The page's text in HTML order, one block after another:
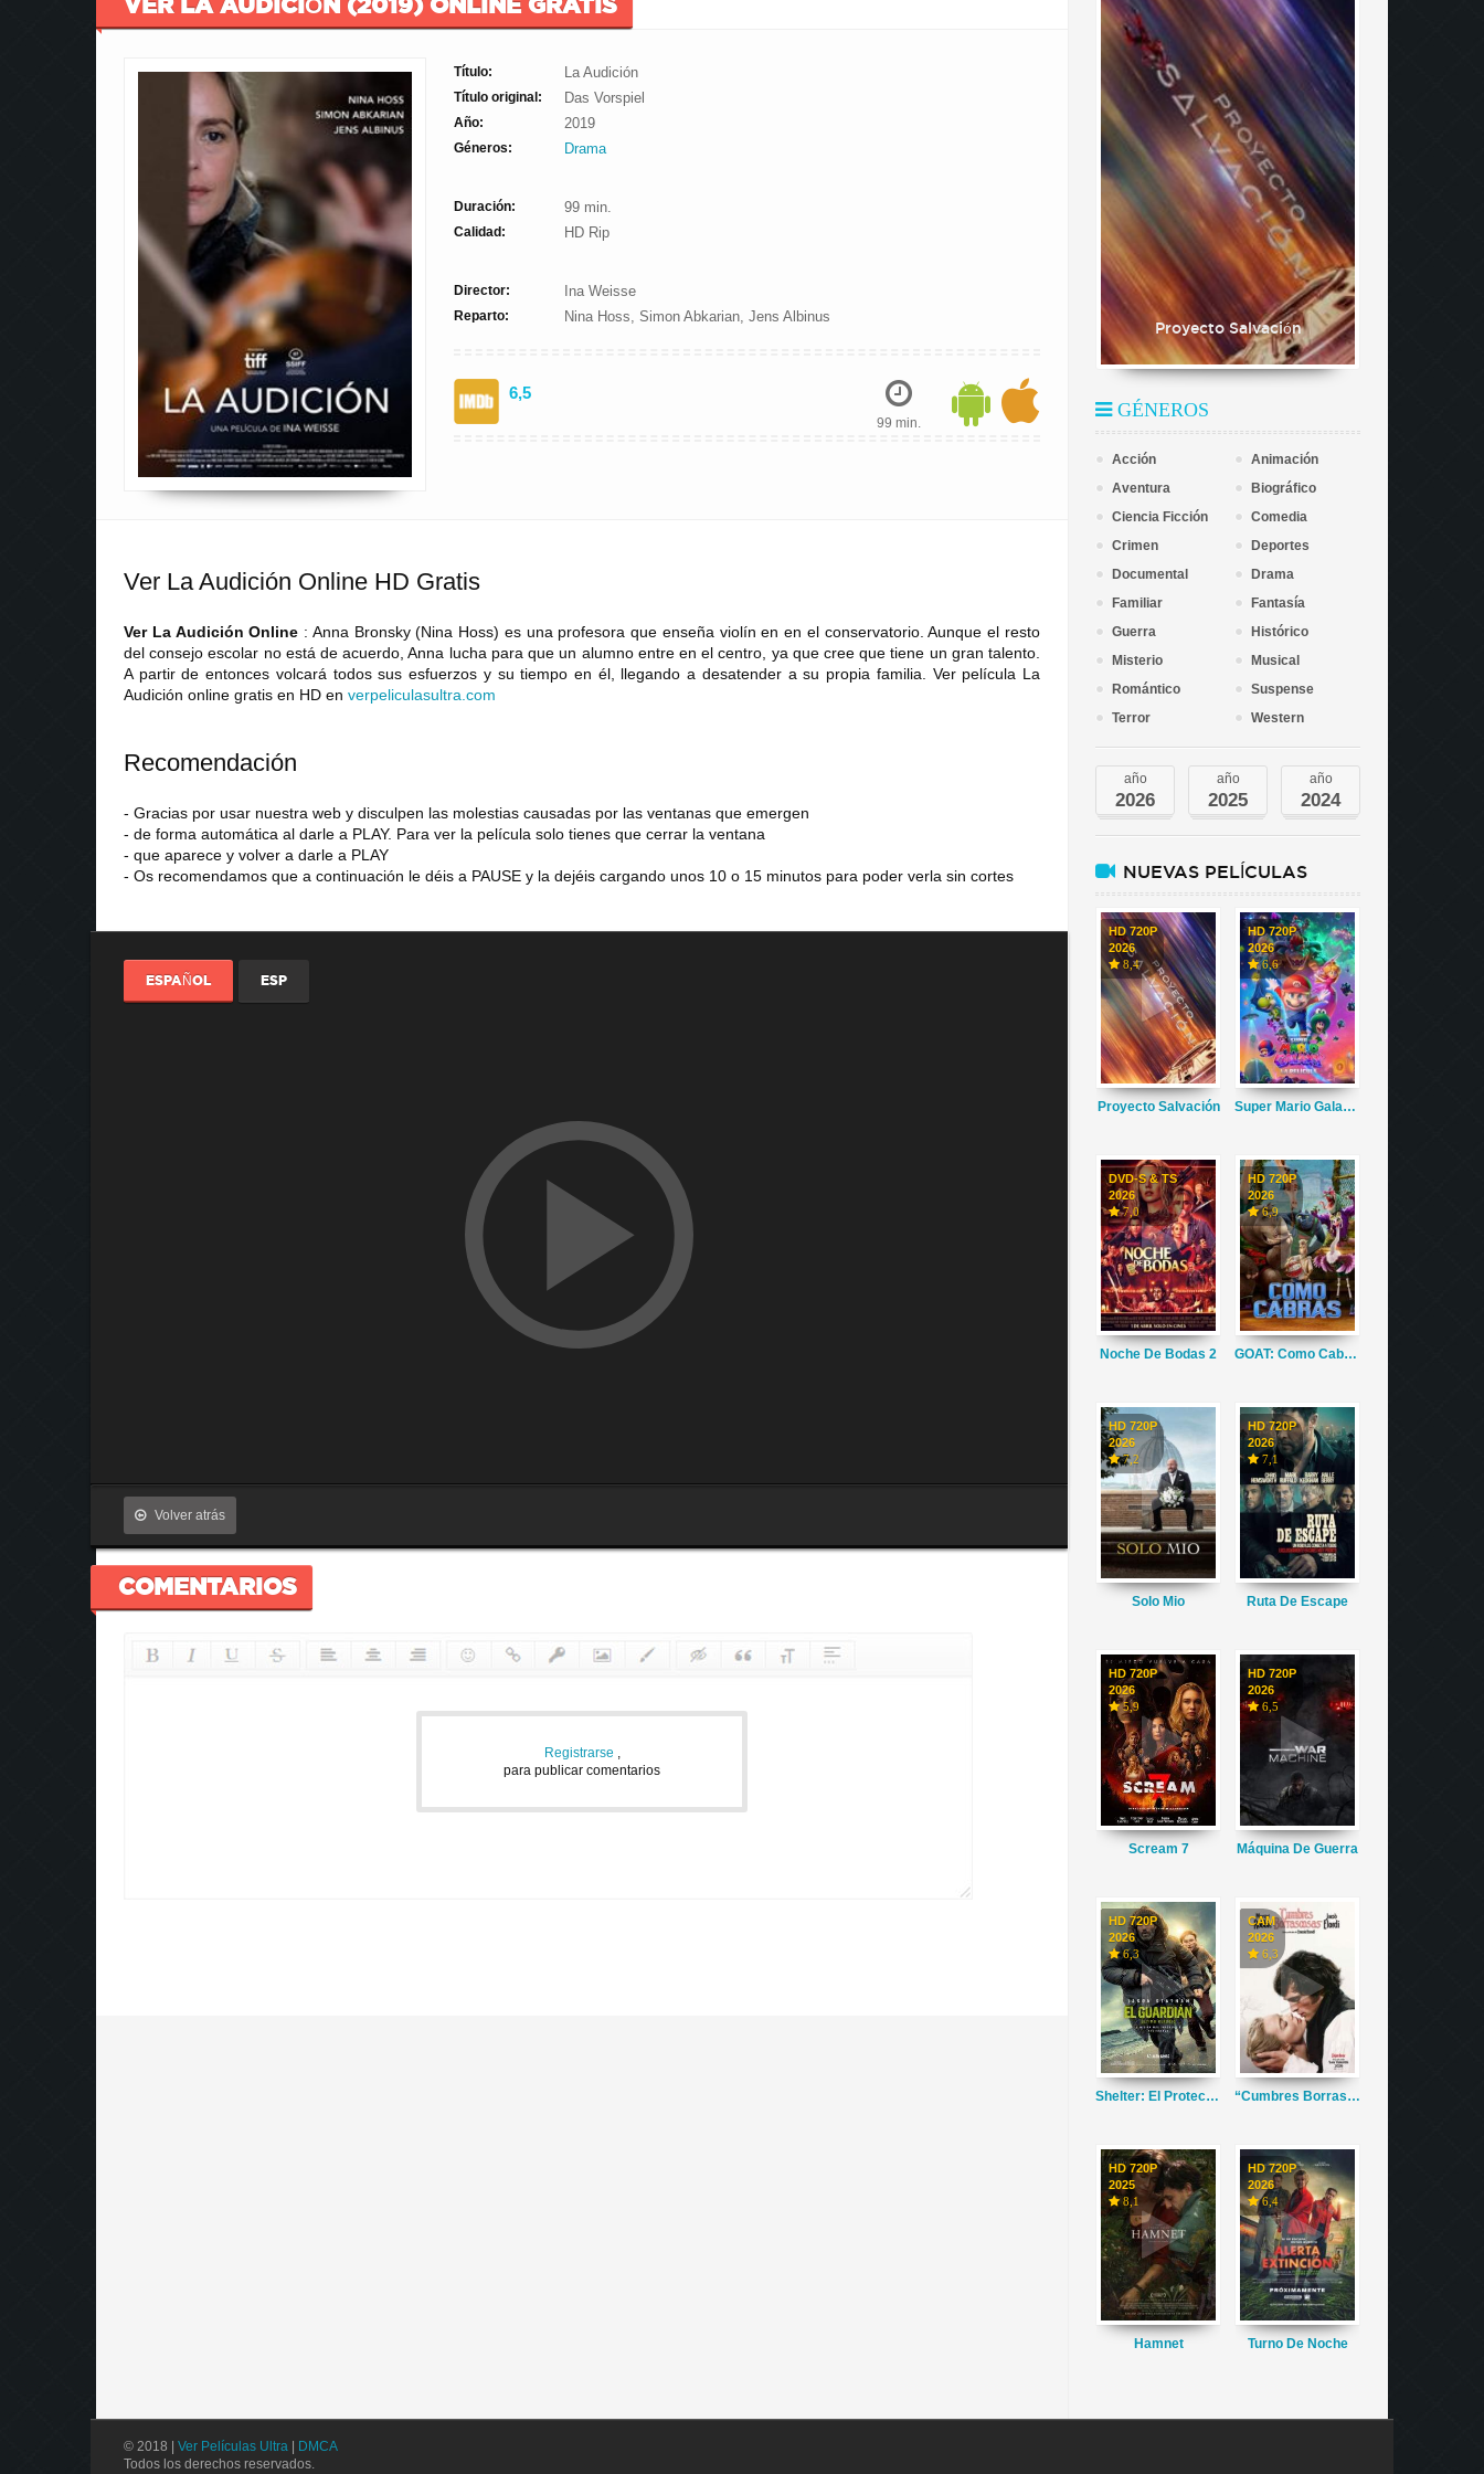
Título: La Audición
Título original: Das Vorspiel
Año: 2019
Géneros: Drama
Duración: 99 min.
Calidad: HD Rip
Director: Ina Weisse
Reparto: Nina Hoss, Simon Abkarian, Jens Albinus
6,5
99 min.
Ver La Audición Online HD Gratis
Ver La Audición Online : Anna Bronsky (Nina Hoss) es una profesora que enseña violín en en el conservatorio. Aunque el resto
del consejo escolar no está de acuerdo, Anna lucha para que un alumno entre en el centro, ya que cree que tiene un gran talento.
A partir de entonces volcará todos sus esfuerzos y su tiempo en él, llegando a desatender a su propia familia. Ver película La
Audición online gratis en HD en verpeliculasultra com
Recomendación
- Gracias por usar nuestra web y disculpen las molestias causadas por las ventanas que emergen
- de forma automática al darle a PLAY. Para ver la película solo tienes que cerrar la ventana
- que aparece y volver a darle a PLAY
- Os recomendamos que a continuación le déis a PAUSE y la dejéis cargando unos 10 o 15 minutos para poder verla sin cortes
ESPAÑOL ESP
Volver atrás
COMENTARIOS
Registrarse ,
para publicar comentarios
Proyecto Salvación
GÉNEROS
Acción
Animación
Aventura
Biográfico
Ciencia Ficción
Comedia
Crimen
Deportes
Documental
Drama
Familiar
Fantasía
Guerra
Histórico
Misterio
Musical
Romántico
Suspense
Terror
Western
año
2026
año
2025
año
2024
NUEVAS PELÍCULAS
HD 720P
2026
8,4
Proyecto Salvación
HD 720P
2026
6,6
Super Mario Galaxy La Película
DVD-S & TS
2026
7,0
Noche De Bodas 2
HD 720P
2026
6,9
GOAT: Como Cabras
HD 720P
2026
7,2
Solo Mio
HD 720P
2026
7,1
Ruta De Escape
HD 720P
2026
5,9
Scream 7
HD 720P
2026
6,5
Máquina De Guerra
HD 720P
2026
6,3
Shelter: El Protector
CAM
2026
6,3
“Cumbres Borrascosas”
HD 720P
2025
8,1
Hamnet
HD 720P
2026
6,4
Turno De Noche
© 2018 | Ver Películas Ultra
DMCA
Todos los derechos reservados.